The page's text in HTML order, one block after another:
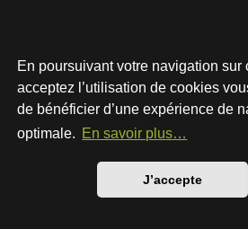
En poursuivant votre navigation sur
acceptez l’utilisation de cookies
de bénéficier d’une expérience de
optimale. En savoir plus…
J’accepte
Développé parphpBB® Forum
Style par
Traduction française officielle